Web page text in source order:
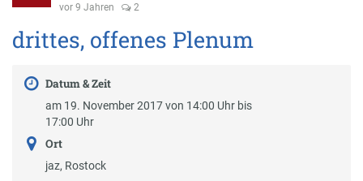
vor 9 Jahren
2
drittes, offenes Plenum
Datum & Zeit
am 19. November 2017 von 14:00 Uhr bis
17:00 Uhr
Ort
jaz, Rostock